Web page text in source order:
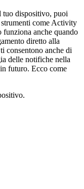
tuo dispositivo, puoi
come Activity
funziona anche quando
diretto alla
consentono anche di
delle notifiche nella
futuro. Ecco come